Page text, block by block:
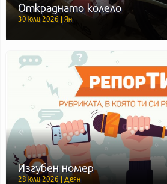
Откраднато колело
30 юли 2026 | Ян
Изгубен номер
28 юли 2026 | Деян